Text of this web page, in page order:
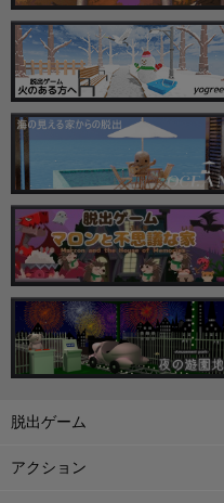
脱出ゲーム
アクション